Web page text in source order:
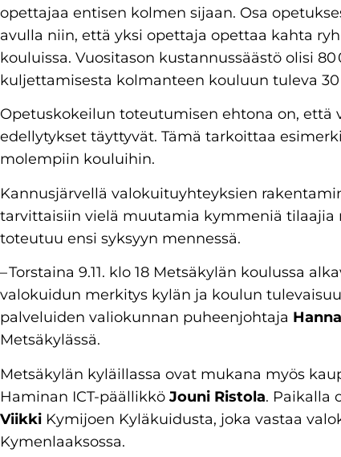
opettajaa entisen kolmen sijaan. Osa
avulla niin, että yksi opettaja opettaa kahta
kouluissa. Vuositason kustannussäästö olisi
kuljettamisesta kolmanteen kouluun tuleva
Opetuskokeilun toteutumisen ehtona on,
edellytykset täyttyvät. Tämä tarkoittaa
molempiin kouluihin.
Kannusjärvellä valokuituyhteyksien
tarvittaisiin vielä muutamia kymmeniä tilaajia
toteutuu ensi syksyyn mennessä.
– Torstaina 9.11. klo 18 Metsäkylän koulussa
valokuidun merkitys kylän ja koulun
palveluiden valiokunnan puheenjohtaja
Metsäkylässä.
Metsäkylän kyläillassa ovat mukana myös
Haminan ICT-päällikköJouni Ristola. Paikalla
Viikki Kymijoen Kyläkuidusta, joka vastaa
Kymenlaaksossa.